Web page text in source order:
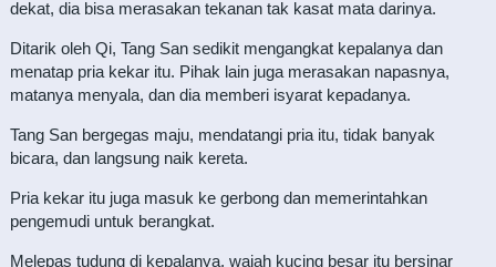
dekat, dia bisa merasakan tekanan tak kasat mata darinya.
Ditarik oleh Qi, Tang San sedikit mengangkat kepalanya dan
menatap pria kekar itu. Pihak lain juga merasakan napasnya,
matanya menyala, dan dia memberi isyarat kepadanya.
Tang San bergegas maju, mendatangi pria itu, tidak banyak
bicara, dan langsung naik kereta.
Pria kekar itu juga masuk ke gerbong dan memerintahkan
pengemudi untuk berangkat.
Melepas tudung di kepalanya, wajah kucing besar itu bersinar